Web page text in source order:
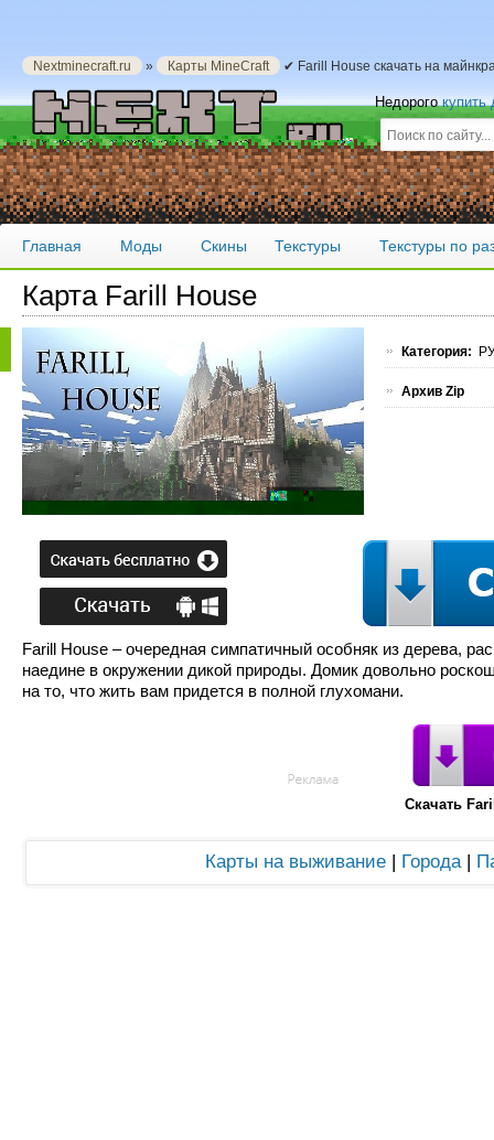
Nextminecraft.ru » Карты MineCraft ✔ Farill House скачать на
Недорогокупить
Главная Моды Скины Текстуры Текстуры по
Карта Farill House
Категория:
Архив Zip
Farill House – очередная симпатичный особняк из дерева,
наедине в окружении дикой природы. Домик довольно
на то, что жить вам придется в полной глухомани.
Скачать
Карты на выживание| Города|